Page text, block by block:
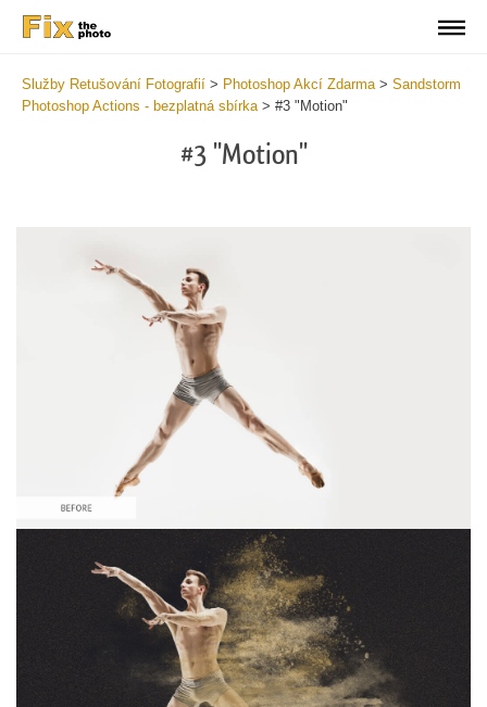
Služby Retušování Fotografií > Photoshop Akcí Zdarma> Sandstorm
Photoshop Actions - bezplatná sbírka> #3 "Motion"
#3 "Motion"
Prosím vyberte
Free Sandstorm Actions #3
Sandstorm Bundle
Double Exposure Complete
Entire Collection